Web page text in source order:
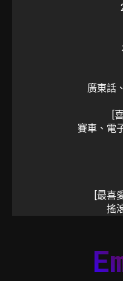
廣東話
[
賽車、電
[最喜
搖